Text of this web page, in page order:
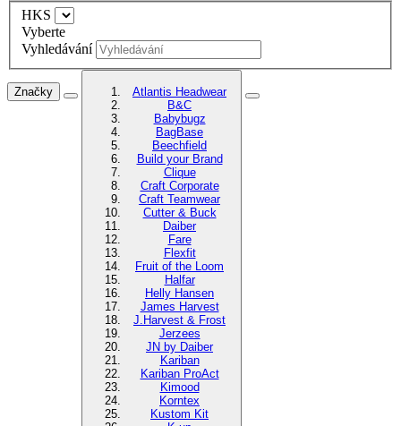
HKS
Vyberte
Vyhledávání
Značky
Atlantis Headwear
B&C
Babybugz
BagBase
Beechfield
Build your Brand
Clique
Craft Corporate
Craft Teamwear
Cutter & Buck
Daiber
Fare
Flexfit
Fruit of the Loom
Halfar
Helly Hansen
James Harvest
J.Harvest & Frost
Jerzees
JN by Daiber
Kariban
Kariban ProAct
Kimood
Korntex
Kustom Kit